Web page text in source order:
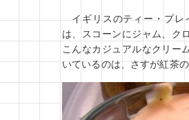
イギリスのティー・プレ
は、スコーンにジャム、ク
こんなカジュアルなクリー
いているのは、さすが紅茶